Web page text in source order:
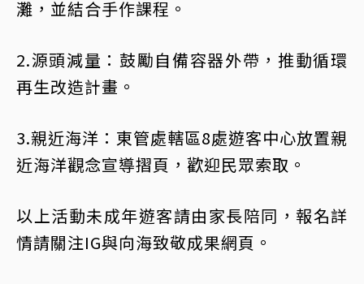
灘，並結合手作課程。
2.源頭減量：鼓勵自備容器外帶，推動循環
再生改造計畫。
3.親近海洋：東管處轄區8處遊客中心放置親
近海洋觀念宣導摺頁，歡迎民眾索取。
以上活動未成年遊客請由家長陪同，報名詳
情請關注IG與向海致敬成果網頁。